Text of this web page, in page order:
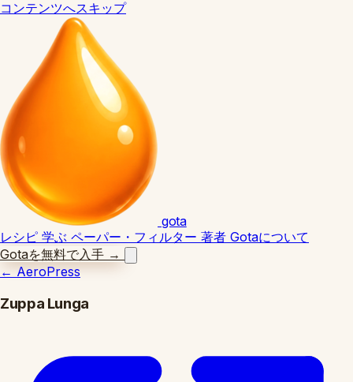
コンテンツへスキップ
gota
レシピ 学ぶ ペーパー・フィルター 著者 Gotaについて
Gotaを無料で入手 →
← AeroPress
Zuppa Lunga